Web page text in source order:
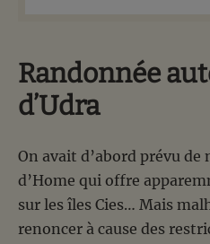
Randonnée
d’Udra
On avait d’abord prévu de
d’Home qui offre
sur les îles Cies… Mais
renoncer à cause des